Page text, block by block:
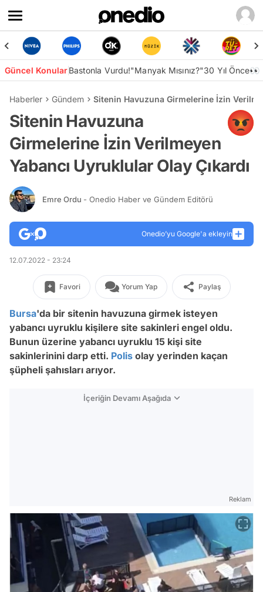
Güncel KonularBastonla Vurdu!"Manyak Mısınız?"30 Yıl Önce👀
Haberler Gündem Sitenin Havuzuna Girmelerine İzin
Sitenin Havuzuna
Girmelerine İzin Verilmeyen
Yabancı Uyruklular Olay Çıkardı
Emre Ordu - Onedio Haber ve Gündem Editörü
Onedio’yu Google'a ekleyin
12.07.2022 - 23:24
Favori Yorum Yap Paylaş
Bursa'da bir sitenin havuzuna girmek isteyen
yabancı uyruklu kişilere site sakinleri engel oldu.
Bunun üzerine yabancı uyruklu 15 kişi site
sakinlerinini darp etti. Polis olay yerinden kaçan
şüpheli şahısları arıyor.
İçeriğin Devamı Aşağıda
Reklam